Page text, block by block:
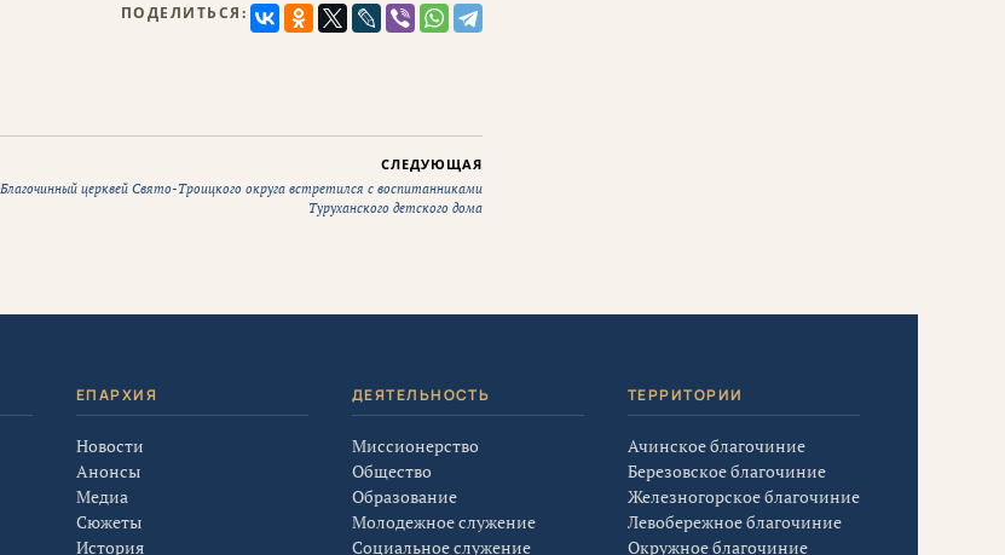
ПОДЕЛИТЬСЯ:
СЛЕДУЮЩАЯ
Благочинный церквей Свято-Троицкого округа встретился с воспитанниками
Туруханского детского дома
ЕПАРХИЯ
Новости
Анонсы
Медиа
Сюжеты
История
ДЕЯТЕЛЬНОСТЬ
Миссионерство
Общество
Образование
Молодежное служение
Социальное служение
ТЕРРИТОРИИ
Ачинское благочиние
Березовское благочиние
Железногорское благочиние
Левобережное благочиние
Окружное благочиние